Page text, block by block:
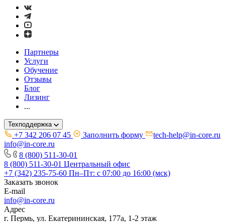
Партнеры
Услуги
Обучение
Отзывы
Блог
Лизинг
...
Техподдержка
+7 342 206 07 45 Заполнить форму
tech-help@in-core.ru
info@in-core.ru
8 (800) 511-30-01
8 (800) 511-30-01 Центральный офис
+7 (342) 235-75-60 Пн–Пт: с 07:00 до 16:00 (мск)
Заказать звонок
E-mail
info@in-core.ru
Адрес
г. Пермь, ул. ​Екатерининская, 177а, ​1-2 этаж